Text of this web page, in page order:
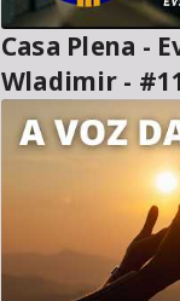
Casa Plena -
Wladimir -